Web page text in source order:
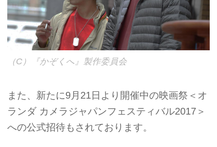
（C）『かぞくへ』製作委員会
また、新たに9月21日より開催中の映画祭＜オ
ランダ カメラジャパンフェスティバル2017＞
への公式招待もされております。